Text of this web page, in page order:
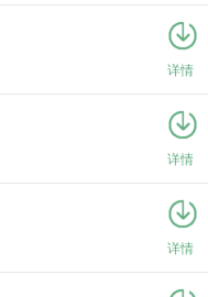
详情
详情
详情